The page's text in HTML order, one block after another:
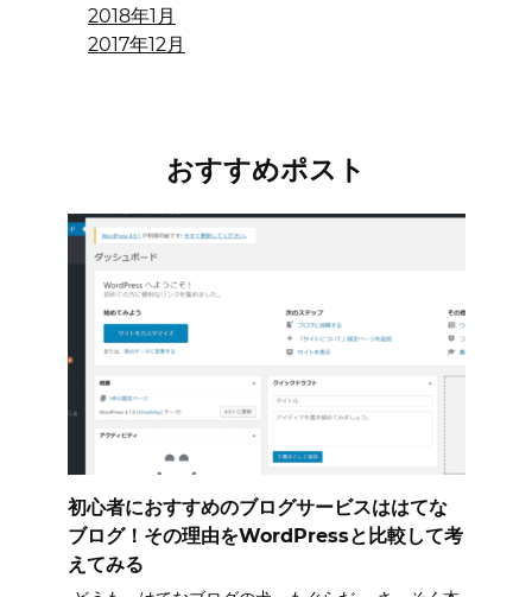
2018年1月
2017年12月
おすすめポスト
初心者におすすめのブログサービスははてな
ブログ！その理由をWordPressと比較して考
えてみる